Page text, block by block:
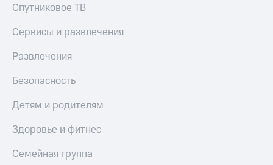
Спутниковое ТВ
Сервисы и развлечения
Развлечения
Безопасность
Детям и родителям
Здоровье и фитнес
Семейная группа